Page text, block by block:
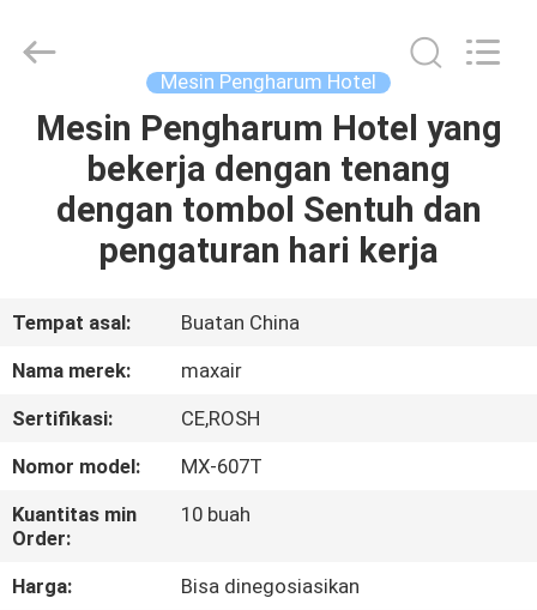
RUMAH
PRODUK
TENTANG
KAMI
PABRIK
KONTROL
KUALITAS
Reserved.
Mesin Pengharum Hotel
Mesin Pengharum Hotel yang
bekerja dengan tenang
dengan tombol Sentuh dan
pengaturan hari kerja
Tempat asal:
Buatan China
Nama merek:
maxair
Sertifikasi:
CE,ROSH
Nomor model:
MX-607T
Kuantitas min
Order:
10 buah
Harga:
Bisa dinegosiasikan